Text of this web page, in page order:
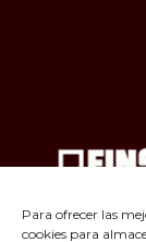
Para ofrecer las
cookies para